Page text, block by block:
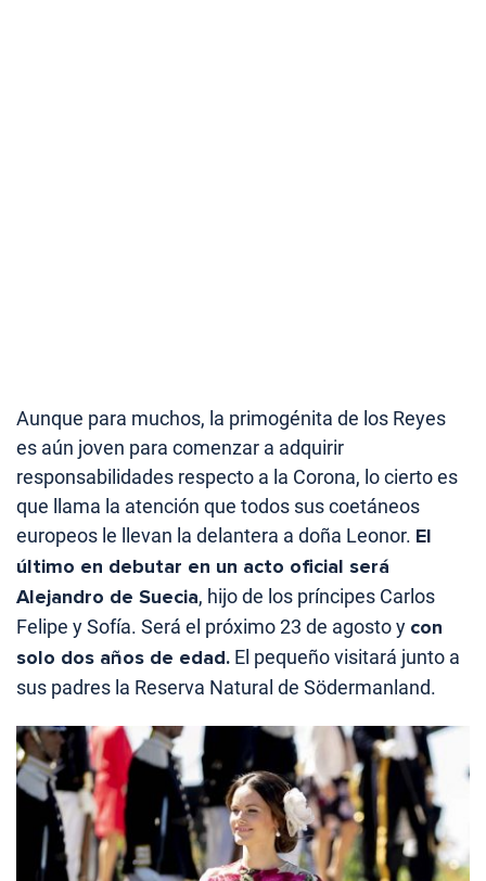
Aunque para muchos, la primogénita de los Reyes
es aún joven para comenzar a adquirir
responsabilidades respecto a la Corona, lo cierto es
que llama la atención que todos sus coetáneos
europeos le llevan la delantera a doña Leonor. El
último en debutar en un acto oficial será
Alejandro de Suecia, hijo de los príncipes Carlos
Felipe y Sofía. Será el próximo 23 de agosto y con
solo dos años de edad. El pequeño visitará junto a
sus padres la Reserva Natural de Södermanland.